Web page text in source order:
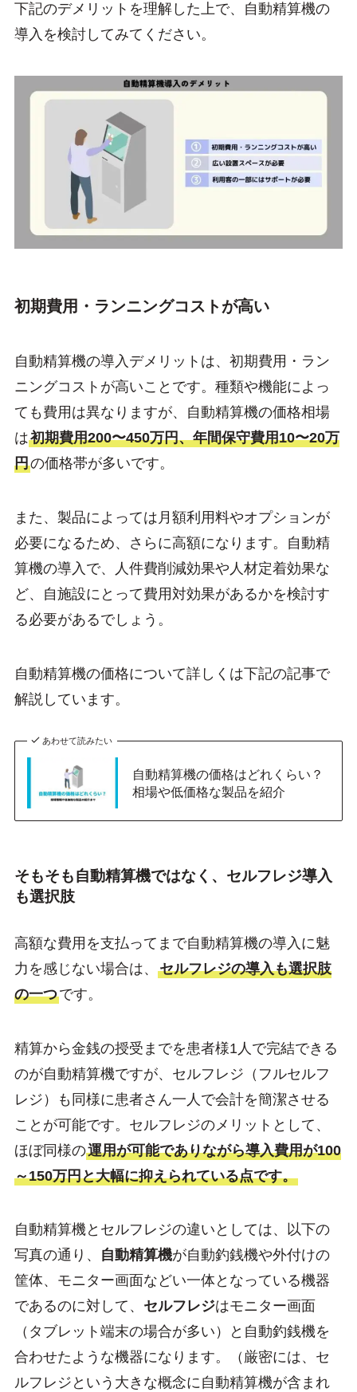
下記のデメリットを理解した上で、自動精算機の
導入を検討してみてください。
初期費用・ランニングコストが高い
自動精算機の導入デメリットは、初期費用・ラン
ニングコストが高いことです。種類や機能によっ
ても費用は異なりますが、自動精算機の価格相場
は初期費用200〜450万円、年間保守費用10〜20万
円の価格帯が多いです。
また、製品によっては月額利用料やオプションが
必要になるため、さらに高額になります。自動精
算機の導入で、人件費削減効果や人材定着効果な
ど、自施設にとって費用対効果があるかを検討す
る必要があるでしょう。
自動精算機の価格について詳しくは下記の記事で
解説しています。
あわせて読みたい
自動精算機の価格はどれくらい？
相場や低価格な製品を紹介
そもそも自動精算機ではなく、セルフレジ導入
も選択肢
高額な費用を支払ってまで自動精算機の導入に魅
力を感じない場合は、 セルフレジの導入も選択肢
の一つです。
精算から金銭の授受までを患者様1人で完結できる
のが自動精算機ですが、セルフレジ（フルセルフ
レジ）も同様に患者さん一人で会計を簡潔させる
ことが可能です。セルフレジのメリットとして、
ほぼ同様の運用が可能でありながら導入費用が100
～150万円と大幅に抑えられている点です。
自動精算機とセルフレジの違いとしては、以下の
写真の通り、
自動精算機が自動釣銭機や外付けの
筐体、モニター画面などい一体となっている機器
であるのに対して、 セルフレジはモニター画面
（タブレット端末の場合が多い）と自動釣銭機を
合わせたような機器になります。（厳密には、セ
ルフレジという大きな概念に自動精算機が含まれ